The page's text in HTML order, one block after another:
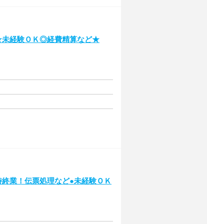
未経験ＯＫ◎経費精算など★
業！伝票処理など●未経験ＯＫ